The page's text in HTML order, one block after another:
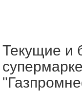
Текущие и